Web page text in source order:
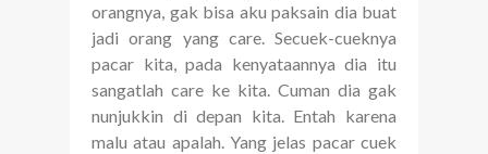
orangnya, gak bisa aku paksain dia buat
jadi orang yang care. Secuek-cueknya
pacar kita, pada kenyataannya dia itu
sangatlah care ke kita. Cuman dia gak
nunjukkin di depan kita. Entah karena
malu atau apalah. Yang jelas pacar cuek